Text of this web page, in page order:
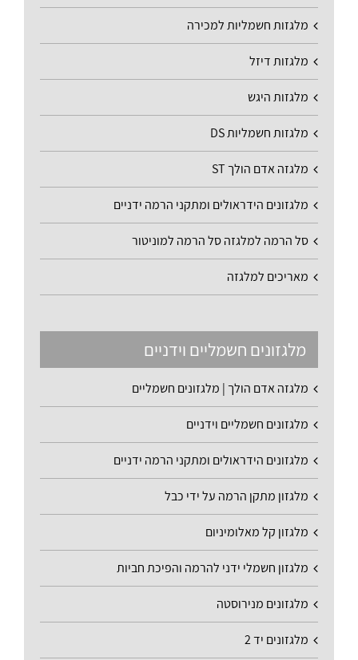
מלגזות חשמליות למכירה
מלגזות דיזל
מלגזות היגש
מלגזות חשמליות DS
מלגזה אדם הולך ST
מלגזונים הידראולים ומתקני הרמה ידניים
סל הרמה למלגזה סל הרמה למוניטור
מאריכים למלגזה
מלגזונים חשמליים וידניים
מלגזה אדם הולך | מלגזונים חשמליים
מלגזונים חשמליים וידניים
מלגזונים הידראולים ומתקני הרמה ידניים
מלגזון מתקן הרמה על ידי כבל
מלגזון קל מאלומיניום
מלגזון חשמלי ידני להרמה והפיכת חביות
מלגזונים מנירוסטה
מלגזונים יד 2